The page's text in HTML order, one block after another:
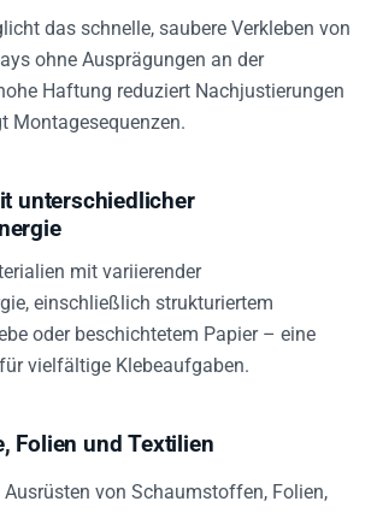
das schnelle, saubere Verkleben von
ohne Ausprägungen an der
Haftung reduziert Nachjustierungen
Montagesequenzen.
unterschiedlicher
mit variierender
einschließlich strukturiertem
oder beschichtetem Papier – eine
vielfältige Klebeaufgaben.
Folien und Textilien
von Schaumstoffen, Folien,